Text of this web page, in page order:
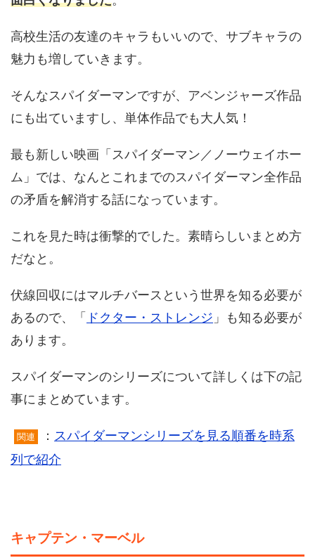
高校生活の友達のキャラもいいので、サブキャラの
魅力も増していきます。
そんなスパイダーマンですが、アベンジャーズ作品
にも出ていますし、単体作品でも大人気！
最も新しい映画「スパイダーマン／ノーウェイホー
ム」では、なんとこれまでのスパイダーマン全作品
の矛盾を解消する話になっています。
これを見た時は衝撃的でした。素晴らしいまとめ方
だなと。
伏線回収にはマルチバースという世界を知る必要が
あるので、「 ドクター・ストレンジ 」も知る必要が
あります。
スパイダーマンのシリーズについて詳しくは下の記
事にまとめています。
関連 ： スパイダーマンシリーズを見る順番を時系
列で紹介
キャプテン・マーベル